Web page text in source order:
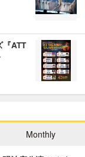
ATT
Monthly